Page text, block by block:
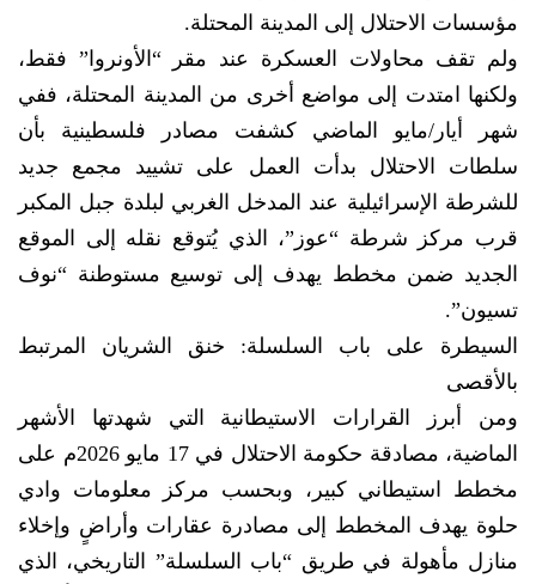
مؤسسات الاحتلال إلى المدينة المحتلة.
ولم تقف محاولات العسكرة عند مقر “الأونروا” فقط،
ولكنها امتدت إلى مواضع أخرى من المدينة المحتلة، ففي
شهر أيار/مايو الماضي كشفت مصادر فلسطينية بأن
سلطات الاحتلال بدأت العمل على تشييد مجمع جديد
للشرطة الإسرائيلية عند المدخل الغربي لبلدة جبل المكبر
قرب مركز شرطة “عوز”، الذي يُتوقع نقله إلى الموقع
الجديد ضمن مخطط يهدف إلى توسيع مستوطنة “نوف
تسيون”.
السيطرة على باب السلسلة: خنق الشريان المرتبط
بالأقصى
ومن أبرز القرارات الاستيطانية التي شهدتها الأشهر
الماضية، مصادقة حكومة الاحتلال في 17 مايو 2026م على
مخطط استيطاني كبير، وبحسب مركز معلومات وادي
حلوة يهدف المخطط إلى مصادرة عقارات وأراضٍ وإخلاء
منازل مأهولة في طريق “باب السلسلة” التاريخي، الذي